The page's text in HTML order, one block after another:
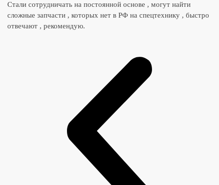
Стали сотрудничать на постоянной основе , могут найти
сложные запчасти , которых нет в РФ на спецтехнику , быстро
отвечают , рекомендую.